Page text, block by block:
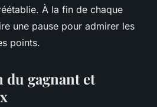
À la fin de chaque
une pause pour admirer les
points.
gagnant et